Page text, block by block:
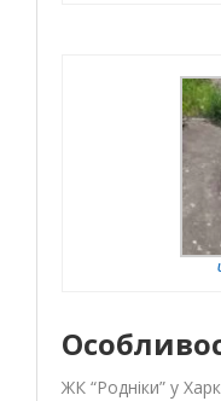
ЖК “Родніки” у